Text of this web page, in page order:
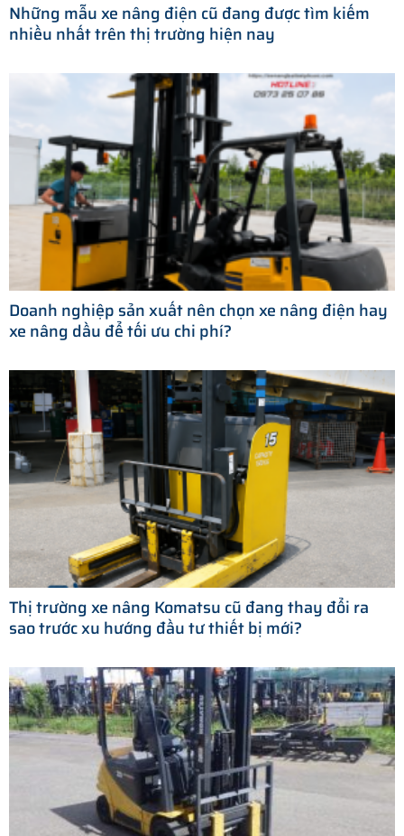
Những mẫu xe nâng điện cũ đang được tìm kiếm
nhiều nhất trên thị trường hiện nay
Doanh nghiệp sản xuất nên chọn xe nâng điện hay
xe nâng dầu để tối ưu chi phí?
Thị trường xe nâng Komatsu cũ đang thay đổi ra
sao trước xu hướng đầu tư thiết bị mới?